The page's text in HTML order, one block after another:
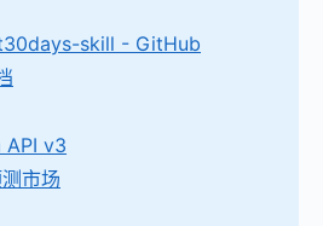
skill - GitHub
API v3
市场